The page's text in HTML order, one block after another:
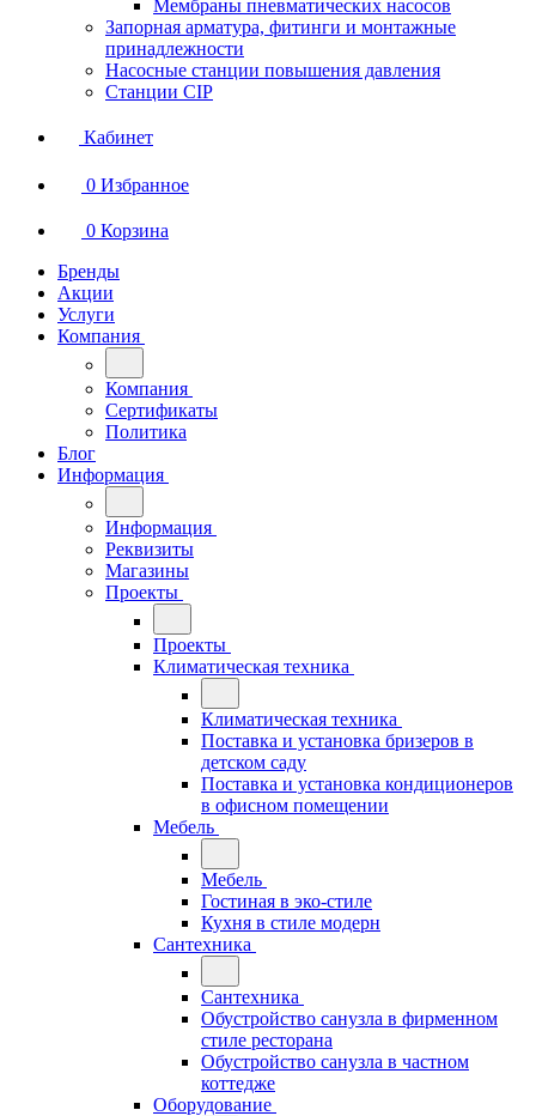
Мембраны пневматических насосов
Запорная арматура, фитинги и монтажные
принадлежности
Насосные станции повышения давления
Станции CIP
Кабинет
0 Избранное
0 Корзина
Бренды
Акции
Услуги
Компания
Компания
Сертификаты
Политика
Блог
Информация
Информация
Реквизиты
Магазины
Проекты
Проекты
Климатическая техника
Климатическая техника
Поставка и установка бризеров в
детском саду
Поставка и установка кондиционеров
в офисном помещении
Мебель
Мебель
Гостиная в эко-стиле
Кухня в стиле модерн
Сантехника
Сантехника
Обустройство санузла в фирменном
стиле ресторана
Обустройство санузла в частном
коттедже
Оборудование